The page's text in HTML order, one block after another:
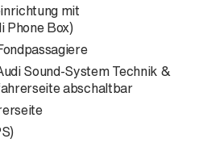
mit
Phone Box)
Sound-System Technik &
abschaltbar